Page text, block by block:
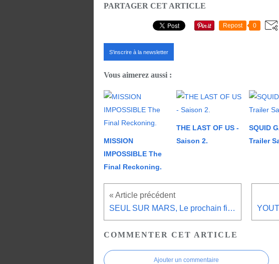
PARTAGER CET ARTICLE
Repost 0
S'inscrire à la newsletter
Vous aimerez aussi :
MISSION
IMPOSSIBLE The
Final Reckoning.
THE LAST OF US -
Saison 2.
SQUID
Trailer
SEUL SUR MARS, Le prochain film de Ridley Scott.
COMMENTER CET ARTICLE
Ajouter un commentaire